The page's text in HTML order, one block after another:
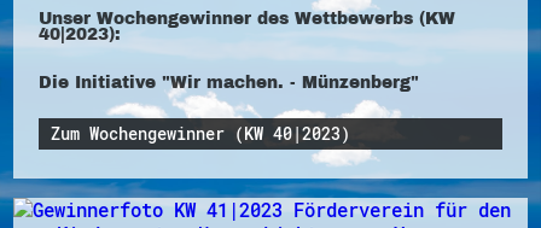
Unser Wochengewinner des Wettbewerbs (KW
40|2023):
Die Initiative "Wir machen. - Münzenberg"
Zum Wochengewinner (KW 40|2023)